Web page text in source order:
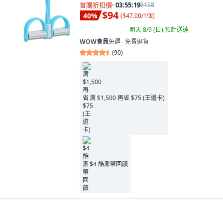
首購折扣價· 03:55:18$158
40% $94 ($47.00/1個)
明天 8/9 (日)預計送達
WOW會員免運 ∙ 免費退貨
(90)
满 $1,500 再省 $75 (王道卡)
$4 酷澎幣回饋